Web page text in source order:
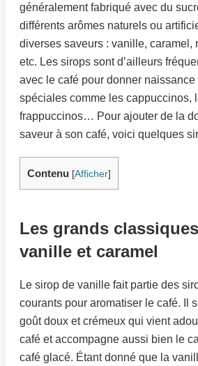
généralement fabriqué avec du
différents arômes naturels ou
diverses saveurs : vanille, caramel,
etc. Les sirops sont d’ailleurs
avec le café pour donner
spéciales comme les cappuccinos,
frappuccinos… Pour ajouter de la
saveur à son café, voici quelques
Contenu [Afficher]
Les grands
vanille et caramel
Le sirop de vanille fait partie des
courants pour aromatiser le café. Il
goût doux et crémeux qui vient
café et accompagne aussi bien le
café glacé. Étant donné que la